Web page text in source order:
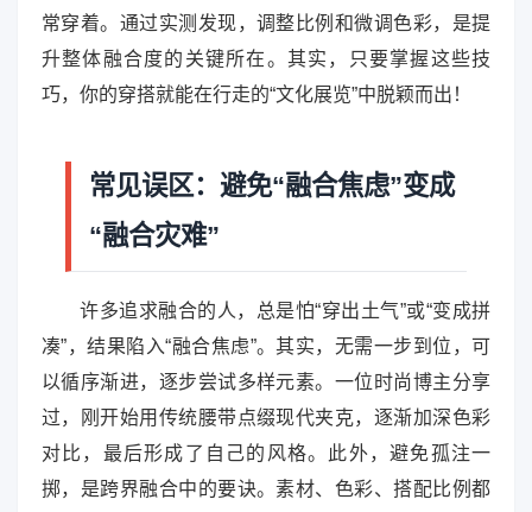
常穿着。通过实测发现，调整比例和微调色彩，是提
升整体融合度的关键所在。其实，只要掌握这些技
巧，你的穿搭就能在行走的“文化展览”中脱颖而出！
常见误区：避免“融合焦虑”变成
“融合灾难”
许多追求融合的人，总是怕“穿出土气”或“变成拼
凑”，结果陷入“融合焦虑”。其实，无需一步到位，可
以循序渐进，逐步尝试多样元素。一位时尚博主分享
过，刚开始用传统腰带点缀现代夹克，逐渐加深色彩
对比，最后形成了自己的风格。此外，避免孤注一
掷，是跨界融合中的要诀。素材、色彩、搭配比例都